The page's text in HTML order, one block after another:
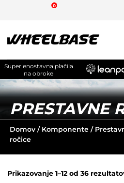
content
0
Super enostavna plačila
na obroke
PRESTAVNE
Domov / Komponente /
ročice
Prikazovanje 1–12 od 36